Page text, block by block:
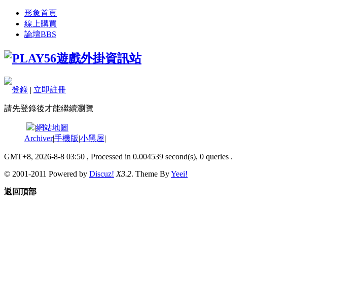
形象首頁
線上購買
論壇BBS
登錄 | 立即註冊
請先登錄後才能繼續瀏覽
|網站地圖
Archiver|手機版|小黑屋|
GMT+8, 2026-8-8 03:50 , Processed in 0.004539 second(s), 0 queries .
© 2001-2011 Powered by Discuz! X3.2. Theme ByYeei!
返回頂部